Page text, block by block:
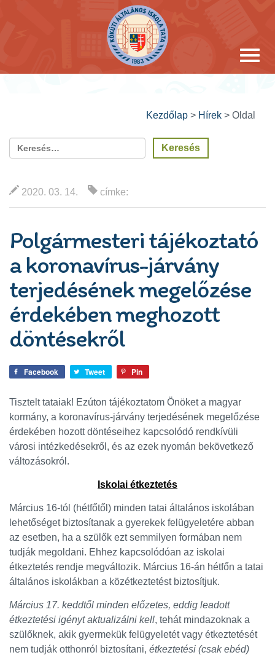
Kezdőlap > Hírek > Oldal
2020. 03. 14. címke:
Polgármesteri tájékoztató
a koronavírus-járvány
terjedésének megelőzése
érdekében meghozott
döntésekről
Facebook Tweet Pin
Tisztelt tataiak! Ezúton tájékoztatom Önöket a magyar
kormány, a koronavírus-járvány terjedésének megelőzése
érdekében hozott döntéseihez kapcsolódó rendkívüli
városi intézkedésekről, és az ezek nyomán bekövetkező
változásokról.
Iskolai étkeztetés
Március 16-tól (hétfőtől) minden tatai általános iskolában
lehetőséget biztosítanak a gyerekek felügyeletére abban
az esetben, ha a szülők ezt semmilyen formában nem
tudják megoldani. Ehhez kapcsolódóan az iskolai
étkeztetés rendje megváltozik. Március 16-án hétfőn a tatai
általános iskolákban a közétkeztetést biztosítjuk.
Március 17. keddtől minden előzetes, eddig leadott
étkeztetési igényt aktualizálni kell, tehát mindazoknak a
szülőknek, akik gyermekük felügyeletét vagy étkeztetését
nem tudják otthonról biztosítani, étkeztetési (csak ebéd)